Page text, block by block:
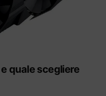
quale scegliere